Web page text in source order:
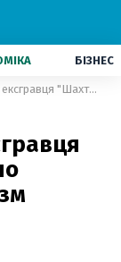
БІЗНЕС
Російська дружина ексгравця "Шахтаря" Луїса Адріано поскаржилася на расизм